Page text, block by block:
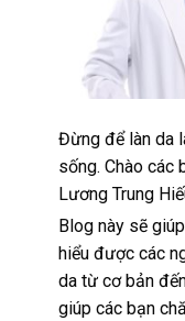
Đừng để làn da
sống. Chào các
Lương Trung
Blog này sẽ
hiểu được các
da từ cơ bản
giúp các bạn